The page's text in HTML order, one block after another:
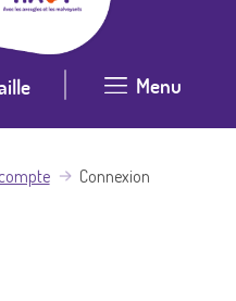
Menu
Connexion